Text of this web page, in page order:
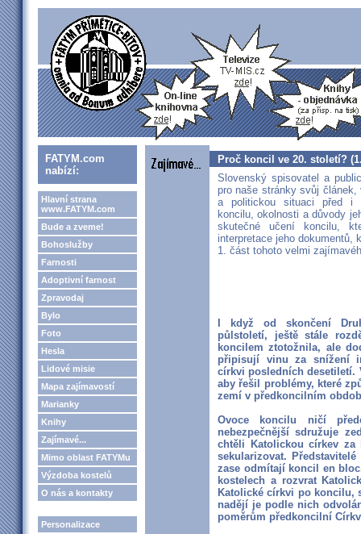
FATYM.com
nabízí:
Hlavní strana
www.FATYM.com
Bude a zveme!
Bohoslužby
Farnosti
Adoptivní farnost
Zpravodaj
Bylo
Foto
Hesla
Lidové misie
Mapa zajímavostí
Marianky
Knihy
Zajímavé...
Mimo oblast FATYMu
Výzdoba kostelů
O nás a kontakty
Personalizace
Proč koncil ve 20. století?
Slovenský spisovatel a
pro naše stránky svůj článek,
a politickou situaci před i
koncilu, okolnosti a důvody
skutečné učení koncilu,
interpretace jeho dokumentů,
1. část tohoto velmi
I když od skončení
půlstoletí, ještě stále
koncilem ztotožnila, ale
připisují vinu za snížení
církvi posledních desetiletí.
aby řešil problémy, které
zemí v předkoncilním
Ovoce koncilu ničí
nebezpečnější sdružuje
chtěli Katolickou církev za
sekularizovat.
zase odmítají koncil en
kostelech a rozvrat
Katolické církvi po koncilu,
nadějí je podle nich
poměrům předkoncilní